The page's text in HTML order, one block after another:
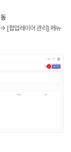
[팝업레이어 관리] 메뉴